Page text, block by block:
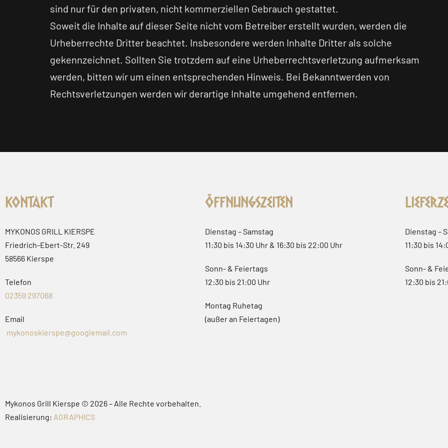
sind nur für den privaten, nicht kommerziellen Gebrauch gestattet.
Soweit die Inhalte auf dieser Seite nicht vom Betreiber erstellt wurden, werden die
Urheberrechte Dritter beachtet. Insbesondere werden Inhalte Dritter als solche
gekennzeichnet. Sollten Sie trotzdem auf eine Urheberrechtsverletzung aufmerksam
werden, bitten wir um einen entsprechenden Hinweis. Bei Bekanntwerden von
Rechtsverletzungen werden wir derartige Inhalte umgehend entfernen.
Kontakt
MYKONOS GRILL KIERSPE
Friedrich-Ebert-Str. 249
58566 Kierspe
Telefon
02359 297068
Email
mykonoskierspe@googlemail.com
Öffnungszeiten
Dienstag – Samstag
11:30 bis 14:30 Uhr & 16:30 bis 22:00 Uhr
Sonn- & Feiertags
12:30 bis 21:00 Uhr
Montag Ruhetag
(außer an Feiertagen)
Dienstag –
11:30 bis
Sonn- &
12:30 bis
Mykonos Grill Kierspe © 2026 – Alle Rechte vorbehalten.
Realisierung: AGRAPHICS